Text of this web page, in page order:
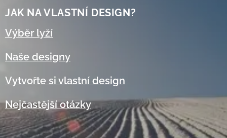
JAK NA VLASTNÍ DESIGN?
Výběr lyží
Naše designy
Vytvořte si vlastní design
Nejčastější otázky